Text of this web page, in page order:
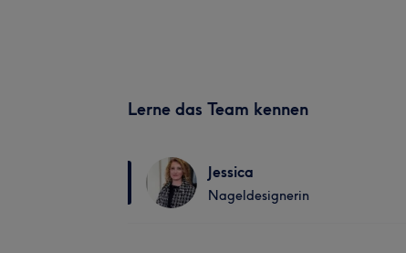
Lerne das Team kennen
Jessica
Nageldesignerin